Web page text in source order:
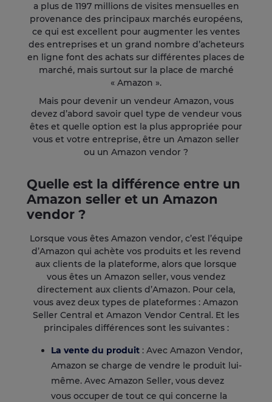
a plus de 1197 millions de visites mensuelles en
provenance des principaux marchés européens,
ce qui est excellent pour augmenter les ventes
des entreprises et un grand nombre d’acheteurs
en ligne font des achats sur différentes places de
marché, mais surtout sur la place de marché
« Amazon ».
Mais pour devenir un vendeur Amazon, vous
devez d’abord savoir quel type de vendeur vous
êtes et quelle option est la plus appropriée pour
vous et votre entreprise, être un Amazon seller
ou un Amazon vendor ?
Quelle est la différence entre un
Amazon seller et un Amazon
vendor ?
Lorsque vous êtes Amazon vendor, c’est l’équipe
d’Amazon qui achète vos produits et les revend
aux clients de la plateforme, alors que lorsque
vous êtes un Amazon seller, vous vendez
directement aux clients d’Amazon. Pour cela,
vous avez deux types de plateformes : Amazon
Seller Central et Amazon Vendor Central. Et les
principales différences sont les suivantes :
La vente du produit : Avec Amazon Vendor,
Amazon se charge de vendre le produit lui-
même. Avec Amazon Seller, vous devez
vous occuper de tout ce qui concerne la